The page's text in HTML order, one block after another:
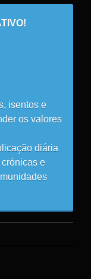
isentos e
os valores
diária
e